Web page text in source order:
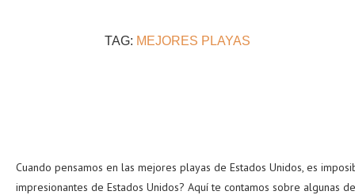
TAG: MEJORES PLAYAS
Cuando pensamos en las mejores playas de Estados Unidos, es
impresionantes de Estados Unidos? Aquí te contamos sobre algunas